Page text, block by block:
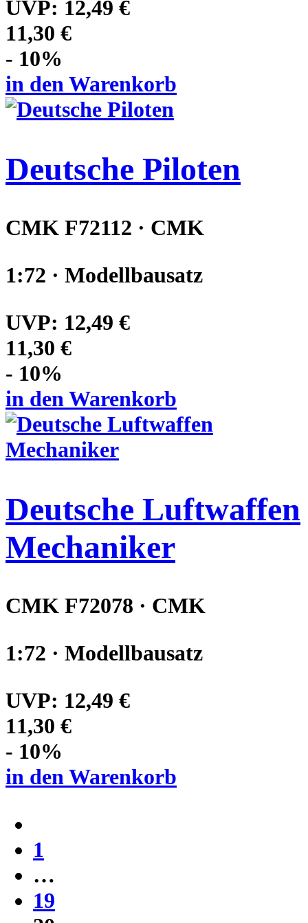
UVP: 12,49 €
11,30 €
- 10%
in den Warenkorb
Deutsche Piloten
CMK F72112 · CMK
1:72 · Modellbausatz
UVP: 12,49 €
11,30 €
- 10%
in den Warenkorb
Deutsche Luftwaffen
Mechaniker
CMK F72078 · CMK
1:72 · Modellbausatz
UVP: 12,49 €
11,30 €
- 10%
in den Warenkorb
1
…
19